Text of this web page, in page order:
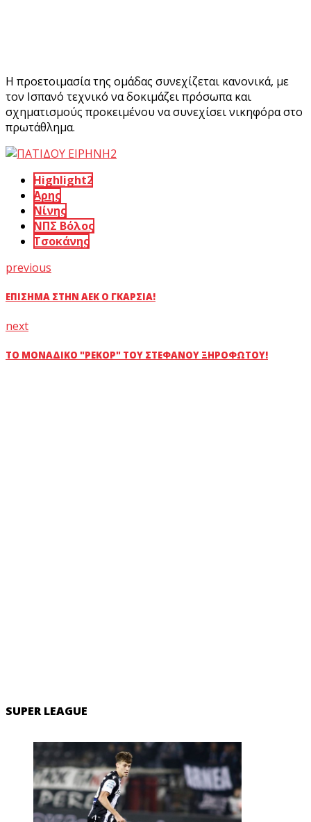
Η προετοιμασία της ομάδας συνεχίζεται κανονικά, με
τον Ισπανό τεχνικό να δοκιμάζει πρόσωπα και
σχηματισμούς προκειμένου να συνεχίσει νικηφόρα στο
πρωτάθλημα.
Highlight2
Άρης
Νίνης
ΝΠΣ Βόλος
Τσοκάνης
previous
ΕΠΊΣΗΜΑ ΣΤΗΝ ΑΕΚ Ο ΓΚΑΡΣΊΑ!
next
ΤΟ ΜΟΝΑΔΙΚΌ "ΡΕΚΌΡ" ΤΟΥ ΣΤΈΦΑΝΟΥ ΞΗΡΟΦΏΤΟΥ!
SUPER LEAGUE